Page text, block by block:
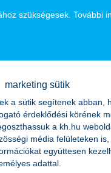
szektorban a béren kívüli
K&H Biztosítótól
segítségre számíthatnak
hogy ez a
szükségesek. További
marketing sütik
a sütik segítenek abban,
érdeklődési körének
a kh.hu
média felületeken
együttesen
adattal.